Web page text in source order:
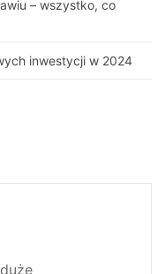
– wszystko, co
inwestycji w 2024